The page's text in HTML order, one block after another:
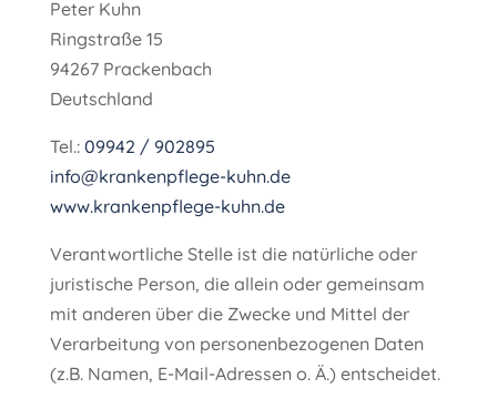
Peter Kuhn
Ringstraße 15
94267 Prackenbach
Deutschland
Tel.: 09942 / 902895
info@krankenpflege-kuhn.de
www.krankenpflege-kuhn.de
Verantwortliche Stelle ist die natürliche oder
juristische Person, die allein oder gemeinsam
mit anderen über die Zwecke und Mittel der
Verarbeitung von personenbezogenen Daten
(z.B. Namen, E-Mail-Adressen o. Ä.) entscheidet.